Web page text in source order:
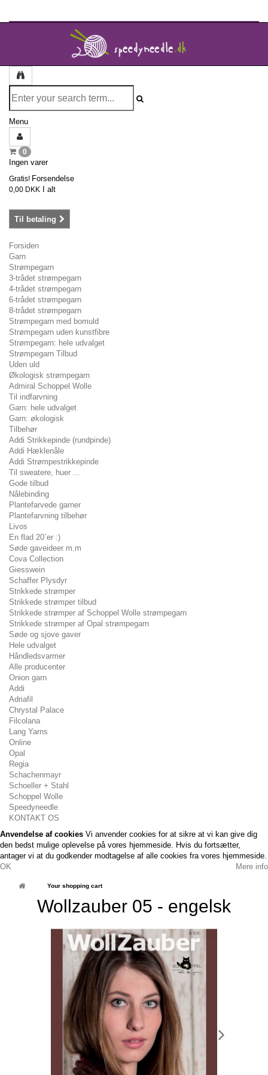
Menu
0
Ingen varer
Gratis! Forsendelse
0,00 DKK I alt
Til betaling
Forsiden
Garn
Strømpegarn
3-trådet strømpegarn
4-trådet strømpegarn
6-trådet strømpegarn
8-trådet strømpegarn
Strømpegarn med bomuld
Strømpegarn uden kunstfibre
Strømpegarn: hele udvalget
Strømpegarn Tilbud
Uden uld
Økologisk strømpegarn
Admiral Schoppel Wolle
Til indfarvning
Garn: hele udvalget
Garn: økologisk
Tilbehør
Addi Strikkepinde (rundpinde)
Addi Hæklenåle
Addi Strømpestrikkepinde
Til sweatere, huer ...
Gode tilbud
Nålebinding
Plantefarvede garner
Plantefarvning tilbehør
Livos
En flad 20´er :)
Søde gaveideer m.m
Cova Collection
Giesswein
Schaffer Plysdyr
Strikkede strømper
Strikkede strømper tilbud
Strikkede strømper af Schoppel Wolle strømpegarn
Strikkede strømper af Opal strømpegarn
Søde og sjove gaver
Hele udvalget
Håndledsvarmer
Alle producenter
Onion garn
Addi
Adriafil
Chrystal Palace
Filcolana
Lang Yarns
Online
Opal
Regia
Schachenmayr
Schoeller + Stahl
Schoppel Wolle
Speedyneedle
KONTAKT OS
Anvendelse af cookies Vi anvender cookies for at sikre at vi kan give dig
den bedst mulige oplevelse på vores hjemmeside. Hvis du fortsætter,
antager vi at du godkender modtagelse af alle cookies fra vores hjemmeside.
OK
Mere info
Your shopping cart
Wollzauber 05 - engelsk